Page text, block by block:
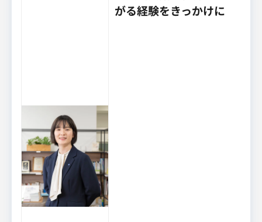
がる経験をきっかけに